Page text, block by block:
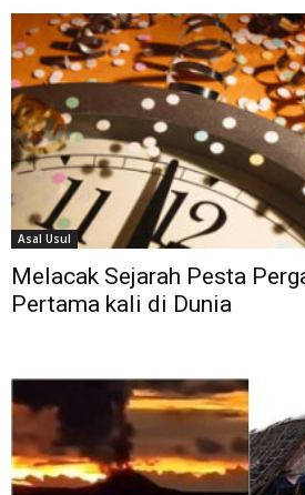
Asal Usul
Melacak Sejarah Pesta
Pertama kali di Dunia